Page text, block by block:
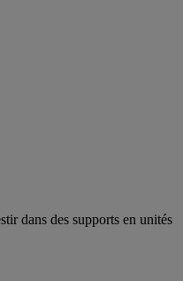
dans des supports en unités